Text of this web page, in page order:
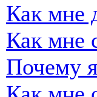
Как мне
Как мне
Почему